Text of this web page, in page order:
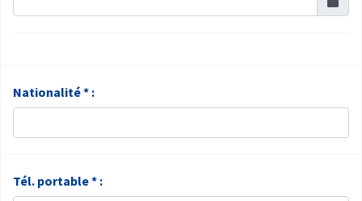
Nationalité * :
Tél. portable * :